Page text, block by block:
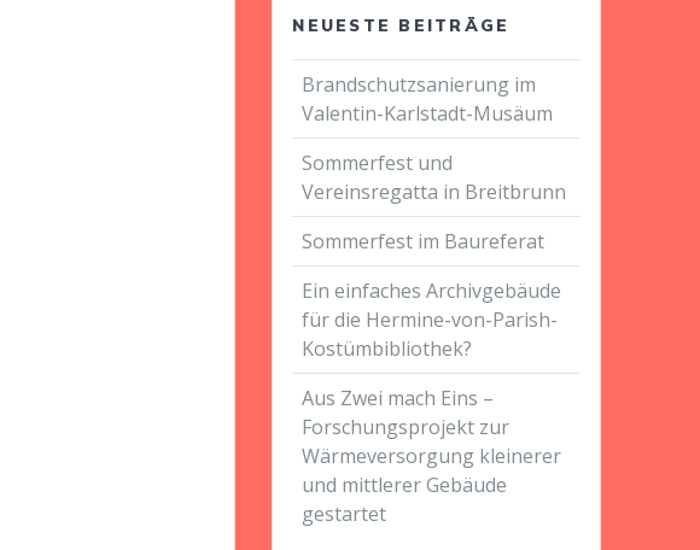
NEUESTE BEITRÄGE
Brandschutzsanierung im
Valentin-Karlstadt-Musäum
Sommerfest und
Vereinsregatta in Breitbrunn
Sommerfest im Baureferat
Ein einfaches Archivgebäude
für die Hermine-von-Parish-
Kostümbibliothek?
Aus Zwei mach Eins –
Forschungsprojekt zur
Wärmeversorgung kleinerer
und mittlerer Gebäude
gestartet